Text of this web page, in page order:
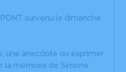
survenu le dimanche
une anecdote ou exprimer
la mémoire de Simone